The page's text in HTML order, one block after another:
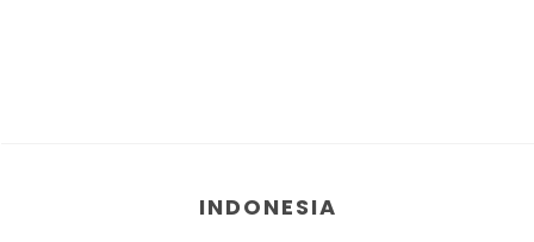
INDONESIA